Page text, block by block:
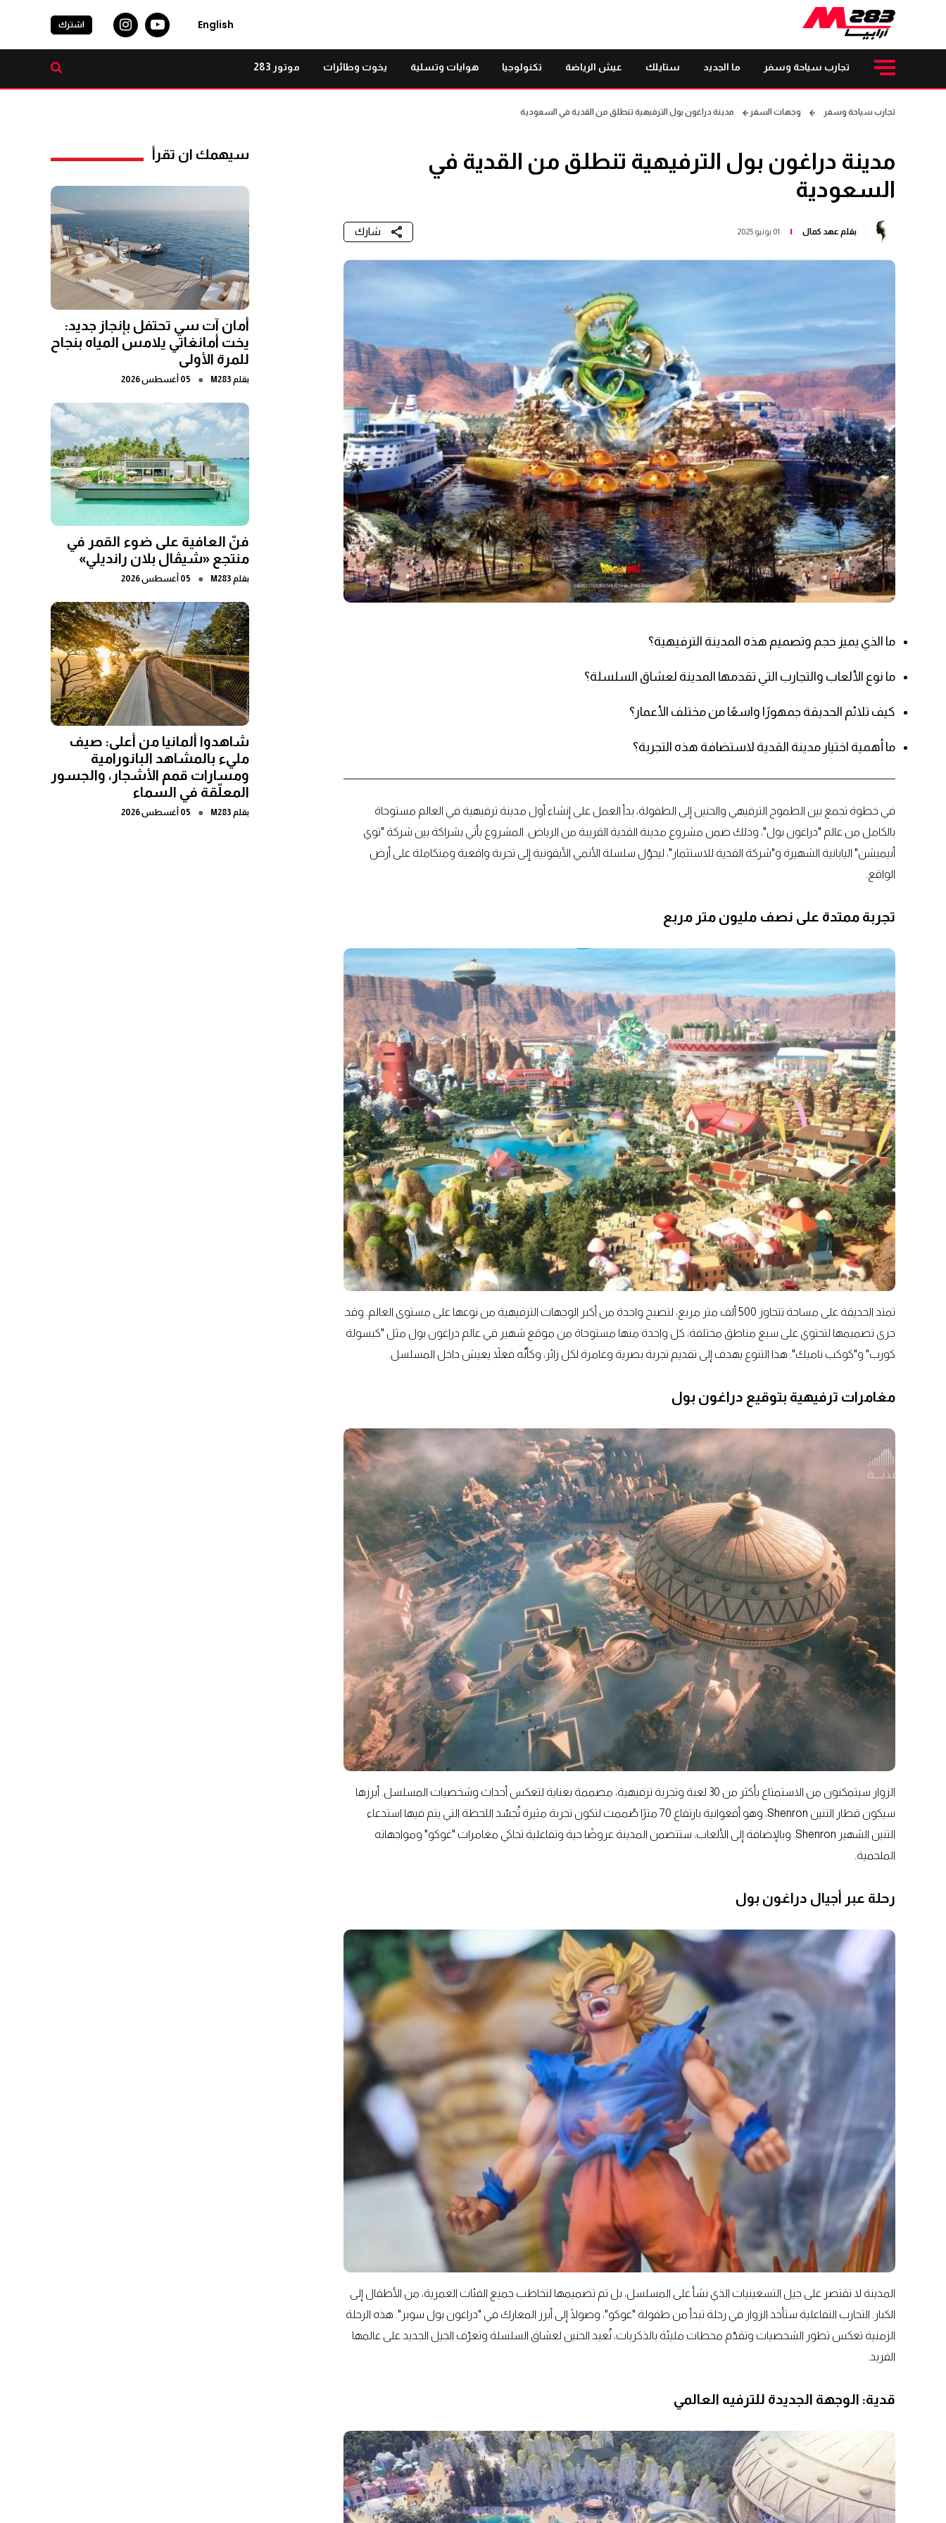
English اشترك
تجارب سياحة وسفر ما الجديد ستايلك عيش الرياضة تكنولوجيا هوايات وتسلية يخوت وطائرات موتور 283
تجارب سياحة وسفر وجهات السفر مدينة دراغون بول الترفيهية تنطلق من القدية في السعودية
مدينة دراغون بول الترفيهية تنطلق من القدية في
السعودية
بقلم عهد كمال 01 يونيو 2025 شارك
ما الذي يميز حجم وتصميم هذه المدينة الترفيهية؟
ما نوع الألعاب والتجارب التي تقدمها المدينة لعشاق السلسلة؟
كيف تلائم الحديقة جمهورًا واسعًا من مختلف الأعمار؟
ما أهمية اختيار مدينة القدية لاستضافة هذه التجربة؟
في خطوة تجمع بين الطموح الترفيهي والحنين إلى الطفولة، بدأ العمل على إنشاء أول مدينة ترفيهية في العالم مستوحاة
بالكامل من عالم "دراغون بول"، وذلك ضمن مشروع مدينة القدية القريبة من الرياض. المشروع يأتي بشراكة بين شركة "توي
أنيميشن" اليابانية الشهيرة و"شركة القدية للاستثمار"، ليحوّل سلسلة الأنمي الأيقونية إلى تجربة واقعية ومتكاملة على أرض
الواقع.
تجربة ممتدة على نصف مليون متر مربع
تمتد الحديقة على مساحة تتجاوز 500 ألف متر مربع، لتصبح واحدة من أكبر الوجهات الترفيهية من نوعها على مستوى العالم. وقد
جرى تصميمها لتحتوي على سبع مناطق مختلفة، كل واحدة منها مستوحاة من موقع شهير في عالم دراغون بول مثل "كبسولة
كورب" و"كوكب ناميك". هذا التنوع يهدف إلى تقديم تجربة بصرية وغامرة لكل زائر، وكأنّه فعلاً يعيش داخل المسلسل.
مغامرات ترفيهية بتوقيع دراغون بول
الزوار سيتمكنون من الاستمتاع بأكثر من 30 لعبة وتجربة ترفيهية، مصممة بعناية لتعكس أحداث وشخصيات المسلسل. أبرزها
سيكون قطار التنين Shenron، وهو أفعوانية بارتفاع 70 مترًا صُممت لتكون تجربة مثيرة تُجسّد اللحظة التي يتم فيها استدعاء
التنين الشهير Shenron. وبالإضافة إلى الألعاب، ستتضمن المدينة عروضًا حية وتفاعلية تحاكي مغامرات "غوكو" ومواجهاته
الملحمية.
رحلة عبر أجيال دراغون بول
المدينة لا تقتصر على جيل التسعينيات الذي نشأ على المسلسل، بل تم تصميمها لتخاطب جميع الفئات العمرية، من الأطفال إلى
الكبار. التجارب التفاعلية ستأخذ الزوار في رحلة تبدأ من طفولة "غوكو"، وصولًا إلى أبرز المعارك في "دراغون بول سوبر". هذه الرحلة
الزمنية تعكس تطور الشخصيات وتقدّم محطات مليئة بالذكريات، تُعيد الحنين لعشاق السلسلة وتعرّف الجيل الجديد على عالمها
الفريد.
قدية: الوجهة الجديدة للترفيه العالمي
سيهمك ان تقرأ
أمان آت سي تحتفل بإنجاز جديد:
يخت أمانغاتي يلامس المياه بنجاح
للمرة الأولى
بقلم M283
● 05 أغسطس 2026
فنّ العافية على ضوء القمر في
منتجع «شيڤال بلان رانديلي»
بقلم M283
● 05 أغسطس 2026
شاهدوا ألمانيا من أعلى: صيف
مليء بالمشاهد البانورامية
ومسارات قمم الأشجار، والجسور
المعلّقة في السماء
بقلم M283
● 05 أغسطس 2026